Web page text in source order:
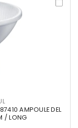
AMPOULE DEL
/ LONG